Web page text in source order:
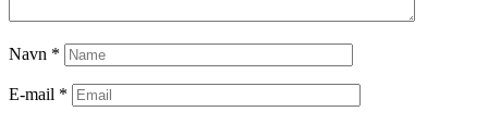
Navn *
E-mail *